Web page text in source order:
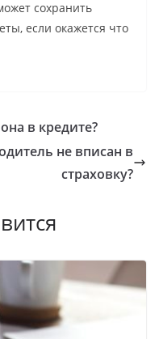
сохранить
если окажется что
в кредите?
не вписан в
страховку?